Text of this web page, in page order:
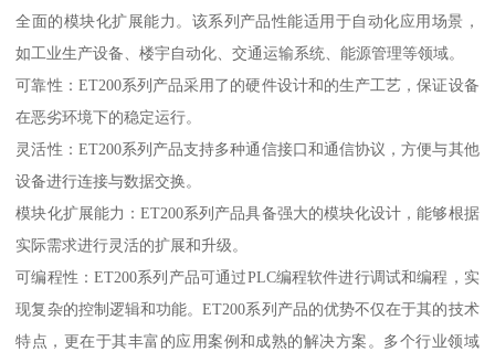
全面的模块化扩展能力。该系列产品性能适用于自动化应用场景，
如工业生产设备、楼宇自动化、交通运输系统、能源管理等领域。
可靠性：ET200系列产品采用了的硬件设计和的生产工艺，保证设备
在恶劣环境下的稳定运行。
灵活性：ET200系列产品支持多种通信接口和通信协议，方便与其他
设备进行连接与数据交换。
模块化扩展能力：ET200系列产品具备强大的模块化设计，能够根据
实际需求进行灵活的扩展和升级。
可编程性：ET200系列产品可通过PLC编程软件进行调试和编程，实
现复杂的控制逻辑和功能。ET200系列产品的优势不仅在于其的技术
特点，更在于其丰富的应用案例和成熟的解决方案。多个行业领域